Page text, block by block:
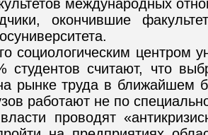
международных
окончившие
социологическим центром
студентов считают, что
рынке труда в ближайшем
работают не по
проводят